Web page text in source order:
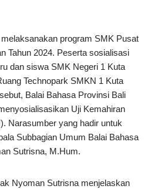
program SMK Pusat
Tahun 2024. Peserta sosialisasi
dan siswa SMK Negeri 1 Kuta
Technopark SMKN 1 Kuta
Balai Bahasa Provinsi Bali
Uji Kemahiran
Narasumber yang hadir untuk
Subbagian Umum Balai Bahasa
Sutrisna, M.Hum.
Nyoman Sutrisna menjelaskan